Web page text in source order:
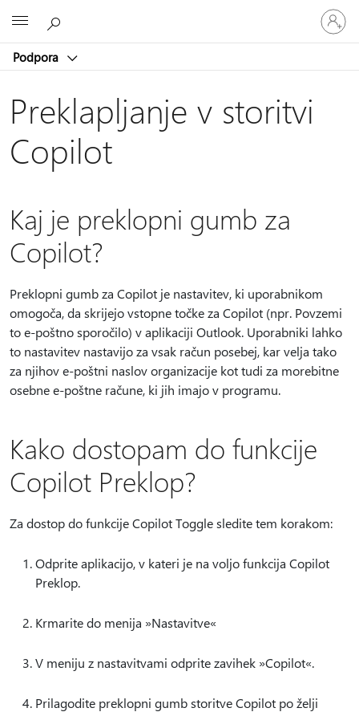
Podpora
Vpišite
se
v
račun
Preklapljanje v storitvi
Copilot
Kaj je preklopni gumb za
Copilot?
Preklopni gumb za Copilot je nastavitev, ki uporabnikom
omogoča, da skrijejo vstopne točke za Copilot (npr. Povzemi
to e-poštno sporočilo) v aplikaciji Outlook. Uporabniki lahko
to nastavitev nastavijo za vsak račun posebej, kar velja tako
za njihov e-poštni naslov organizacije kot tudi za morebitne
osebne e-poštne račune, ki jih imajo v programu.
Kako dostopam do funkcije
Copilot Preklop?
Za dostop do funkcije Copilot Toggle sledite tem korakom:
Odprite aplikacijo, v kateri je na voljo funkcija Copilot
Preklop.
Krmarite do menija »Nastavitve«
V meniju z nastavitvami odprite zavihek »Copilot«.
Prilagodite preklopni gumb storitve Copilot po želji